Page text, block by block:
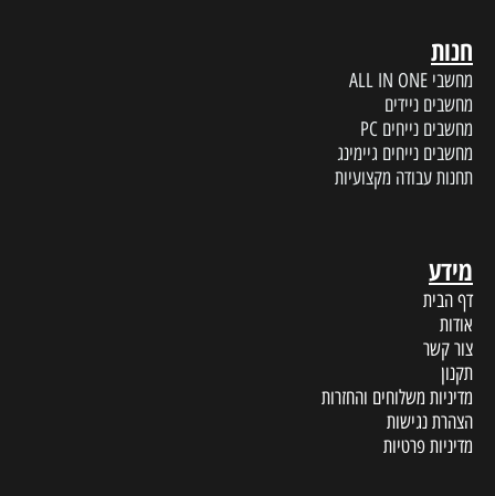
חנות
מחשבי ALL IN ONE
מחשבים ניידים
מחשבים נייחים PC
מחשבים נייחים גיימינג
תחנות עבודה מקצועיות
מידע
דף הבית
אודות
צור קשר
תקנון
מדיניות משלוחים והחזרות
הצהרת נגישות
מדיניות פרטיות